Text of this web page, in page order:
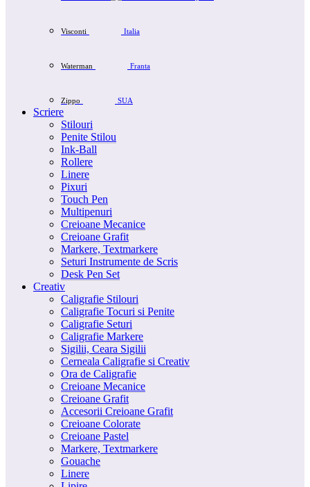
Visconti Italia
Waterman Franta
Zippo SUA
Scriere
Stilouri
Penite Stilou
Ink-Ball
Rollere
Linere
Pixuri
Touch Pen
Multipenuri
Creioane Mecanice
Creioane Grafit
Markere, Textmarkere
Seturi Instrumente de Scris
Desk Pen Set
Creativ
Caligrafie Stilouri
Caligrafie Tocuri si Penite
Caligrafie Seturi
Caligrafie Markere
Sigilii, Ceara Sigilii
Cerneala Caligrafie si Creativ
Ora de Caligrafie
Creioane Mecanice
Creioane Grafit
Accesorii Creioane Grafit
Creioane Colorate
Creioane Pastel
Markere, Textmarkere
Gouache
Linere